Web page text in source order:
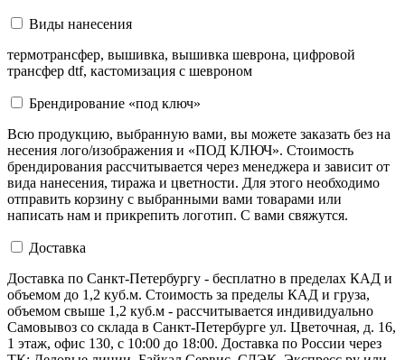
Виды нанесения
термотрансфер, вышивка, вышивка шеврона, цифровой
трансфер dtf, кастомизация с шевроном
Брендирование «под ключ»
Всю продукцию, выбранную вами, вы можете заказать без на
несения лого/изображения и «ПОД КЛЮЧ». Стоимость
брендирования рассчитывается через менеджера и зависит от
вида нанесения, тиража и цветности. Для этого необходимо
отправить корзину с выбранными вами товарами или
написать нам и прикрепить логотип. С вами свяжутся.
Доставка
Доставка по Санкт-Петербургу - бесплатно в пределах КАД и
объемом до 1,2 куб.м. Стоимость за пределы КАД и груза,
объемом свыше 1,2 куб.м - рассчитывается индивидуально
Самовывоз со склада в Санкт-Петербурге ул. Цветочная, д. 16,
1 этаж, офис 130, с 10:00 до 18:00. Доставка по России через